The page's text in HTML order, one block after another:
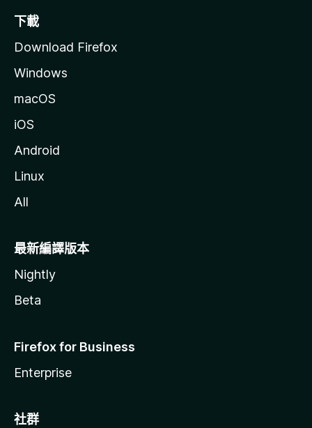
下載
Download Firefox
Windows
macOS
iOS
Android
Linux
All
最新編譯版本
Nightly
Beta
Firefox for Business
Enterprise
社群